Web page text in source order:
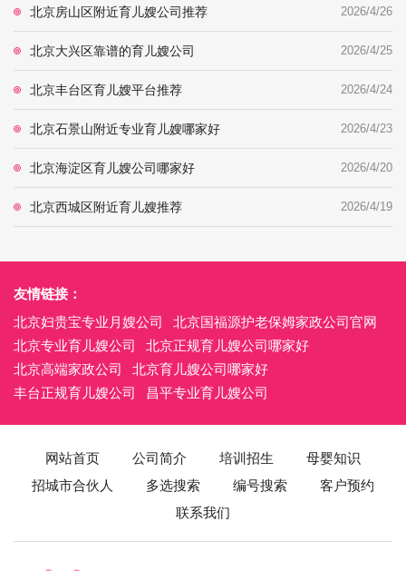
北京房山区附近育儿嫂公司推荐 2026/4/26
北京大兴区靠谱的育儿嫂公司 2026/4/25
北京丰台区育儿嫂平台推荐 2026/4/24
北京石景山附近专业育儿嫂哪家好 2026/4/23
北京海淀区育儿嫂公司哪家好 2026/4/20
北京西城区附近育儿嫂推荐 2026/4/19
友情链接：
北京妇贵宝专业月嫂公司
北京国福源护老保姆家政公司官网
北京专业育儿嫂公司
北京正规育儿嫂公司哪家好
北京高端家政公司
北京育儿嫂公司哪家好
丰台正规育儿嫂公司
昌平专业育儿嫂公司
网站首页 公司简介 培训招生
母婴知识
招城市合伙人
多选搜索 编号搜索
客户预约
联系我们